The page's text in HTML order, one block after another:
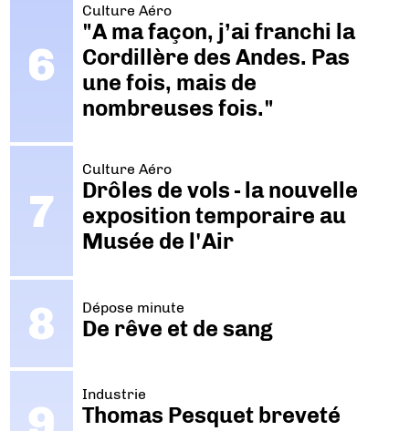
Culture Aéro
"A ma façon, j’ai franchi la
Cordillère des Andes. Pas
une fois, mais de
nombreuses fois."
Culture Aéro
Drôles de vols - la nouvelle
exposition temporaire au
Musée de l'Air
Dépose minute
De rêve et de sang
Industrie
Thomas Pesquet breveté